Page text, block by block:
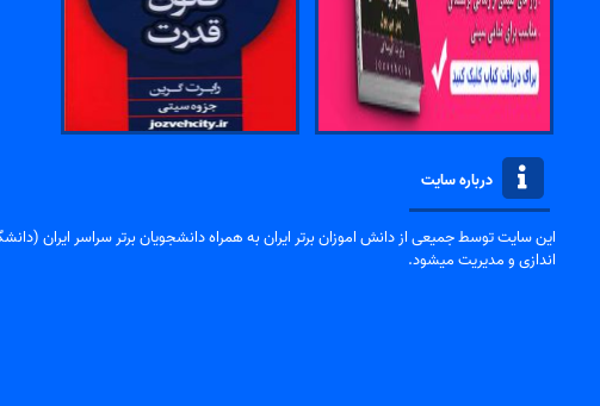
درباره سایت
این سایت توسط جمیعی از دانش اموزان برتر ایران به همراه دانشجویان برتر سراسر ایران
اندازی و مدیریت میشود.